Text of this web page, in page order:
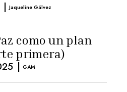
| Jaqueline Gálvez
como un plan
primera)
| GAM